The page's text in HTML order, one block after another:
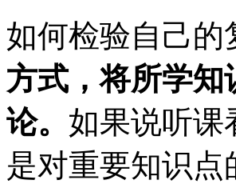
如何检验自己的
方式，将所学
论。 如果说听课
是对重要知识